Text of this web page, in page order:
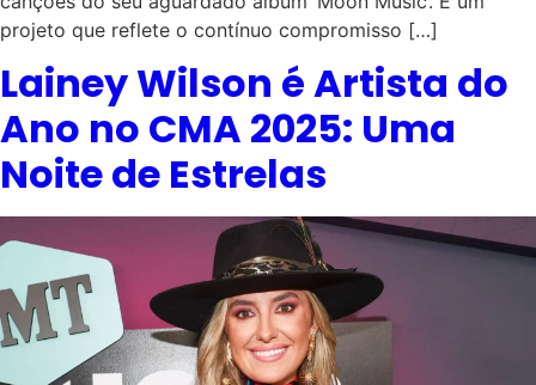
projeto que reflete o contínuo compromisso […]
Lainey Wilson é Artista do
Ano no CMA 2025: Uma
Noite de Estrelas